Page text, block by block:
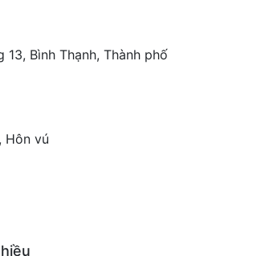
Bình Thạnh, Thành phố
Hôn vú